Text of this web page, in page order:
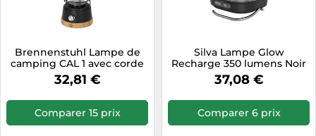
Brennenstuhl Lampe de
camping CAL 1 avec corde
en chanvre et socle
32,81 €
Comparer 15 prix
Silva Lampe Glow
Recharge 350 lumens Noir
37,08 €
Comparer 6 prix